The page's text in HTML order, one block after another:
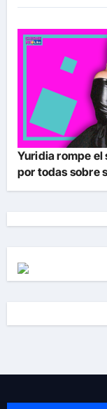
Yuridia rompe el
por todas sobre